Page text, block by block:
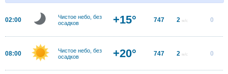
02:00
Чистое небо, без
осадков
+15° 747 2 м/с 0
08:00
Чистое небо, без
осадков
+20° 747 2 м/с 0